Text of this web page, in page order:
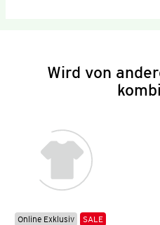
Wird von
Online Exklusiv
SALE